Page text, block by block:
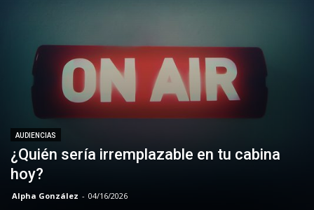
AUDIENCIAS
¿Quién sería irremplazable en tu cabina
hoy?
Alpha González - 04/16/2026